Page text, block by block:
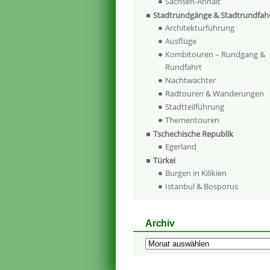
Stadtrundgänge &
Architekturführung
Ausflüge
Kombitouren – Rundgang &
Rundfahrt
Nachtwächter
Radtouren & Wanderungen
Stadtteilführung
Thementouren
Tschechische Republik
Egerland
Türkei
Burgen in Kilikien
Istanbul & Bosporus
Archiv
Archiv